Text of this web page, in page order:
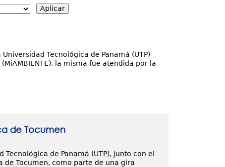
Tecnológica de Panamá (UTP)
la misma fue atendida por la
de Tocumen
de Panamá (UTP), junto con el
Tocumen, como parte de una gira